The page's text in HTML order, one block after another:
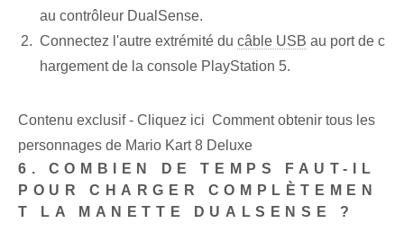
au contrôleur DualSense.
Connectez l'autre extrémité du câble USB au port de c
hargement de la console PlayStation 5.
Contenu exclusif - Cliquez ici Comment obtenir tous les
personnages de Mario Kart 8 Deluxe
6. COMBIEN DE TEMPS FAUT-IL
POUR CHARGER COMPLÈTEMEN
T LA MANETTE DUALSENSE ?